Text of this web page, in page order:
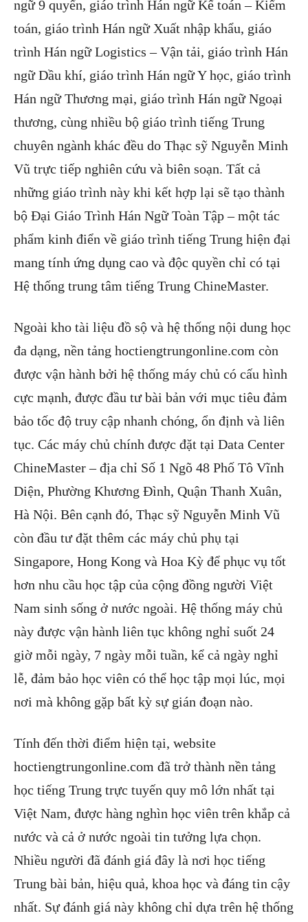
ngữ 9 quyển, giáo trình Hán ngữ Kế toán – Kiểm
toán, giáo trình Hán ngữ Xuất nhập khẩu, giáo
trình Hán ngữ Logistics – Vận tải, giáo trình Hán
ngữ Dầu khí, giáo trình Hán ngữ Y học, giáo trình
Hán ngữ Thương mại, giáo trình Hán ngữ Ngoại
thương, cùng nhiều bộ giáo trình tiếng Trung
chuyên ngành khác đều do Thạc sỹ Nguyễn Minh
Vũ trực tiếp nghiên cứu và biên soạn. Tất cả
những giáo trình này khi kết hợp lại sẽ tạo thành
bộ Đại Giáo Trình Hán Ngữ Toàn Tập – một tác
phẩm kinh điển về giáo trình tiếng Trung hiện đại
mang tính ứng dụng cao và độc quyền chỉ có tại
Hệ thống trung tâm tiếng Trung ChineMaster.
Ngoài kho tài liệu đồ sộ và hệ thống nội dung học
đa dạng, nền tảng hoctiengtrungonline.com còn
được vận hành bởi hệ thống máy chủ có cấu hình
cực mạnh, được đầu tư bài bản với mục tiêu đảm
bảo tốc độ truy cập nhanh chóng, ổn định và liên
tục. Các máy chủ chính được đặt tại Data Center
ChineMaster – địa chỉ Số 1 Ngõ 48 Phố Tô Vĩnh
Diện, Phường Khương Đình, Quận Thanh Xuân,
Hà Nội. Bên cạnh đó, Thạc sỹ Nguyễn Minh Vũ
còn đầu tư đặt thêm các máy chủ phụ tại
Singapore, Hong Kong và Hoa Kỳ để phục vụ tốt
hơn nhu cầu học tập của cộng đồng người Việt
Nam sinh sống ở nước ngoài. Hệ thống máy chủ
này được vận hành liên tục không nghỉ suốt 24
giờ mỗi ngày, 7 ngày mỗi tuần, kể cả ngày nghỉ
lễ, đảm bảo học viên có thể học tập mọi lúc, mọi
nơi mà không gặp bất kỳ sự gián đoạn nào.
Tính đến thời điểm hiện tại, website
hoctiengtrungonline.com đã trở thành nền tảng
học tiếng Trung trực tuyến quy mô lớn nhất tại
Việt Nam, được hàng nghìn học viên trên khắp cả
nước và cả ở nước ngoài tin tưởng lựa chọn.
Nhiều người đã đánh giá đây là nơi học tiếng
Trung bài bản, hiệu quả, khoa học và đáng tin cậy
nhất. Sự đánh giá này không chỉ dựa trên hệ thống